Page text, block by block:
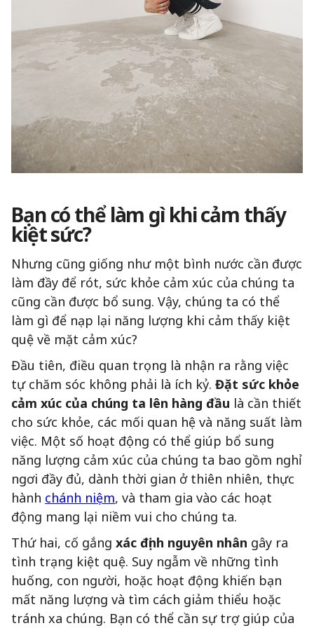
Bạn có thể làm gì khi cảm thấy
kiệt sức?
Nhưng cũng giống như một bình nước cần được
làm đầy để rót, sức khỏe cảm xúc của chúng ta
cũng cần được bổ sung. Vậy, chúng ta có thể
làm gì để nạp lại năng lượng khi cảm thấy kiệt
quệ về mặt cảm xúc?
Đầu tiên, điều quan trọng là nhận ra rằng việc
tự chăm sóc không phải là ích kỷ. Đặt sức khỏe
cảm xúc của chúng ta lên hàng đầu là cần thiết
cho sức khỏe, các mối quan hệ và năng suất làm
việc. Một số hoạt động có thể giúp bổ sung
năng lượng cảm xúc của chúng ta bao gồm nghỉ
ngơi đầy đủ, dành thời gian ở thiên nhiên, thực
hành chánh niệm, và tham gia vào các hoạt
động mang lại niềm vui cho chúng ta.
Thứ hai, cố gắng xác định nguyên nhân gây ra
tình trạng kiệt quệ. Suy ngẫm về những tình
huống, con người, hoặc hoạt động khiến bạn
mất năng lượng và tìm cách giảm thiểu hoặc
tránh xa chúng. Bạn có thể cần sự trợ giúp của